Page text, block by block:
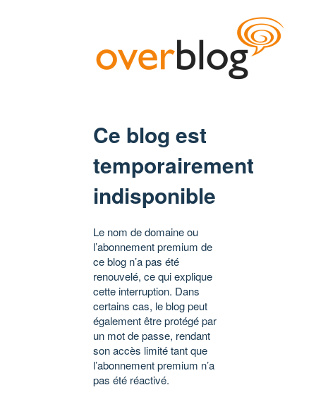
Ce blog est
temporairement
indisponible
Le nom de domaine ou
l’abonnement premium de
ce blog n’a pas été
renouvelé, ce qui explique
cette interruption. Dans
certains cas, le blog peut
également être protégé par
un mot de passe, rendant
son accès limité tant que
l’abonnement premium n’a
pas été réactivé.